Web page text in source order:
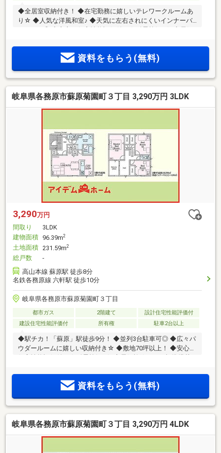
◆全居室収納付き！ ◆在宅勤務に嬉しいテレワークルームあ
り☆ ◆人気な洋風和室♪ ◆天気に左右されにくいインナーバ
資料をもらう(無料)
岐阜県各務原市蘇原菊園町３丁目 3,290万円 3LDK
3,290万円
間取り
3LDK
建物面積 96.39m2
土地面積 231.59m2
総戸数
-
高山本線 蘇原駅 徒歩8分
名鉄各務原線 六軒駅 徒歩10分
岐阜県各務原市蘇原菊園町３丁目
都市ガス 2階建て
設計住宅性能評価付
建設住宅性能評価付
所有権 駐車2台以上
◆駅チカ！「蘇原」駅徒歩9分！ ◆並列3台駐車可◎ ◆広々パ
ウダールームに嬉しい収納付き☆ ◆敷地70坪以上！ ◆安心の
資料をもらう(無料)
岐阜県各務原市蘇原菊園町３丁目 3,290万円 4LDK